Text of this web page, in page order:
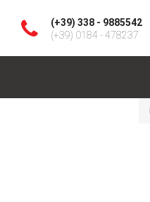
(+39) 338 - 9885542
(+39) 0184 - 478237